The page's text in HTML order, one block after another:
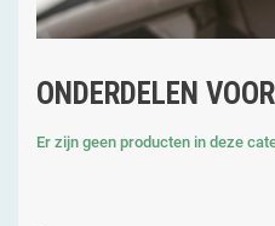
ONDERDELEN
Er zijn geen producten in deze